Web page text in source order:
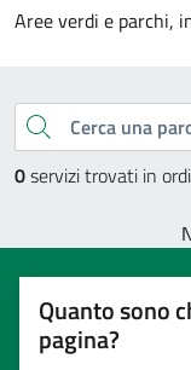
Aree verdi e parchi,
Esplora
Cerca una parola chiave
0servizi trovati in
Quanto sono
pagina?